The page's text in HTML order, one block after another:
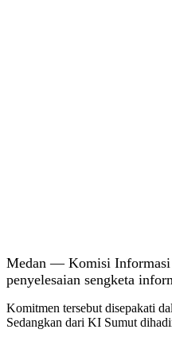
Medan — Komisi Informasi
penyelesaian sengketa
Komitmen tersebut disepakati
Sedangkan dari KI Sumut